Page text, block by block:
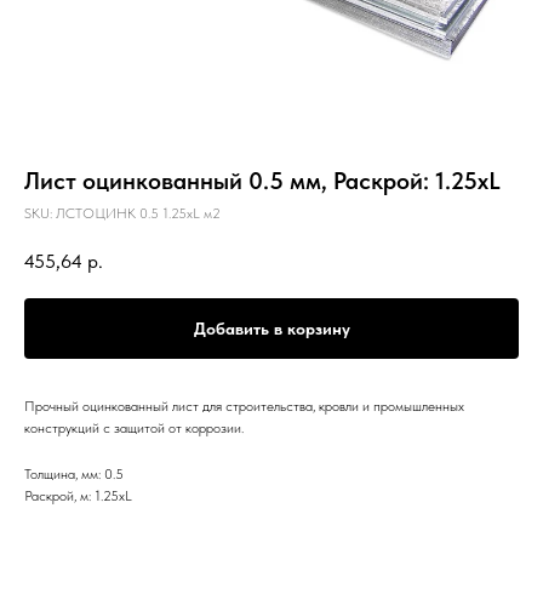
Лист оцинкованный 0.5 мм, Раскрой: 1.25хL
SKU: ЛСТОЦИНК 0.5 1.25хL м2
455,64 р.
Добавить в корзину
Прочный оцинкованный лист для строительства, кровли и промышленных
конструкций с защитой от коррозии.
Толщина, мм: 0.5
Раскрой, м: 1.25хL